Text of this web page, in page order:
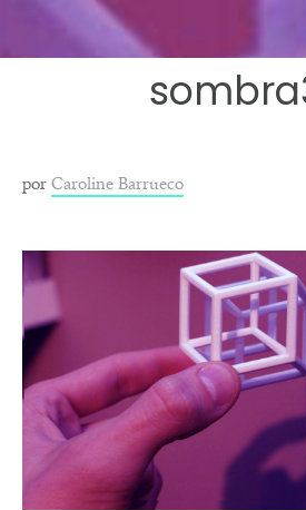
porCaroline Barrueco